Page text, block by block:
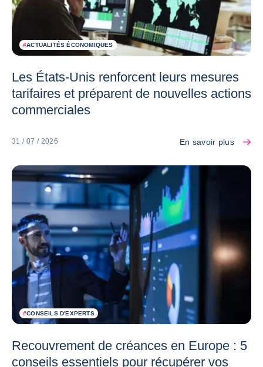
#ACTUALITÉS ÉCONOMIQUES
Les États-Unis renforcent leurs mesures
tarifaires et préparent de nouvelles actions
commerciales
31 / 07 / 2026 En savoir plus
#CONSEILS D'EXPERTS
Recouvrement de créances en Europe : 5
conseils essentiels pour récupérer vos